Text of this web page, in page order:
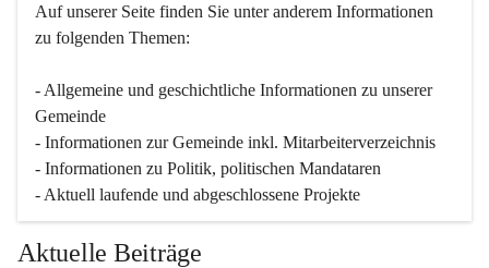
Auf unserer Seite finden Sie un­ter an­de­rem Informationen
zu folgenden Themen:
- Allgemeine und geschichtliche Informationen zu unserer
Gemeinde
- Informationen zur Gemeinde inkl. Mitarbeiterverzeichnis
- Informationen zu Politik, politischen Mandataren
- Aktuell laufende und abgeschlossene Projekte
Aktuelle Beiträge